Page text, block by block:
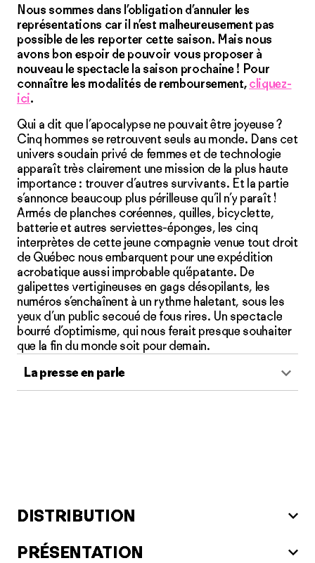
Nous sommes dans l’obligation d’annuler les
représentations car il n’est malheureusement pas
possible de les reporter cette saison. Mais nous
avons bon espoir de pouvoir vous proposer à
nouveau le spectacle la saison prochaine ! Pour
connaître les modalités de remboursement,cliquez-
ici.
Qui a dit que l’apocalypse ne pouvait être joyeuse ?
Cinq hommes se retrouvent seuls au monde. Dans cet
univers soudain privé de femmes et de technologie
apparaît très clairement une mission de la plus haute
importance : trouver d’autres survivants. Et la partie
s’annonce beaucoup plus périlleuse qu’il n’y paraît !
Armés de planches coréennes, quilles, bicyclette,
batterie et autres serviettes-éponges, les cinq
interprètes de cette jeune compagnie venue tout droit
de Québec nous embarquent pour une expédition
acrobatique aussi improbable qu’épatante. De
galipettes vertigineuses en gags désopilants, les
numéros s’enchaînent à un rythme haletant, sous les
yeux d’un public secoué de fous rires. Un spectacle
bourré d’optimisme, qui nous ferait presque souhaiter
que la fin du monde soit pour demain.
La presse en parle
DISTRIBUTION
PRÉSENTATION